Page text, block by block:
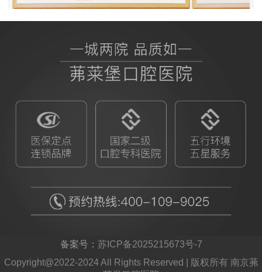
BB授权茀莱堡口腔医院 ITI授
备案号： 苏ICP备2025215673号-7
Copyright@2022-2024 All Rights Reserved | 版权所有 南京茀